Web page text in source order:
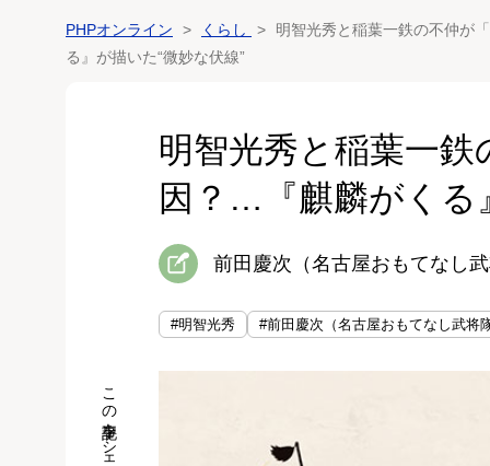
PHPオンライン くらし
明智光秀と稲葉一鉄の不仲が
る』が描いた“微妙な伏線”
明智光秀と稲葉一
因？…『麒麟がくる
前田慶次（名古屋おもてなし
#明智光秀 #前田慶次（名古屋おもてなし武将
この記事をシェア